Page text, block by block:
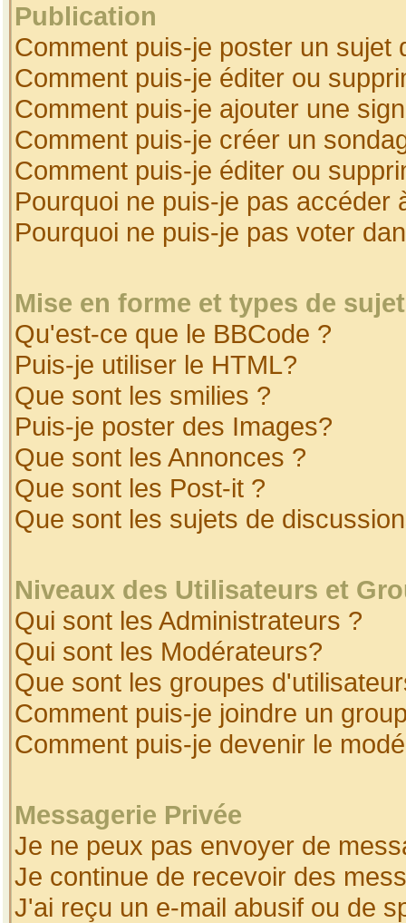
Publication
Comment puis-je poster un sujet
Comment puis-je éditer ou
Comment puis-je ajouter une
Comment puis-je créer un
Comment puis-je éditer ou
Pourquoi ne puis-je pas accéder
Pourquoi ne puis-je pas voter
Mise en forme et types de
Qu'est-ce que le BBCode ?
Puis-je utiliser le HTML?
Que sont les smilies ?
Puis-je poster des Images?
Que sont les Annonces ?
Que sont les Post-it ?
Que sont les sujets de
Niveaux des Utilisateurs et
Qui sont les Administrateurs ?
Qui sont les Modérateurs?
Que sont les groupes
Comment puis-je joindre un
Comment puis-je devenir le
Messagerie Privée
Je ne peux pas envoyer de
Je continue de recevoir des
J'ai reçu un e-mail abusif ou de